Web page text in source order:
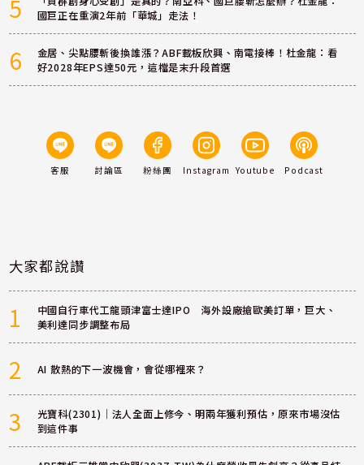
5
國巨正在重演2年前「華城」走法！
6
金居、尖點腰斬後換誰漲？ABF載板欣興、南電接棒！杜金龍：看
好2028年EPS達50元，這檔是末升段首選
客服 討論區 粉絲團 Instagram Youtube Podcast
大家都說讚
1
中國自行車代工龍頭津富士達IPO 海外設廠搶歐美訂單，巨大、
美利達同步調整布局
2 AI 散熱的下一波機會，會從哪裡來？
3
光寶科(2301)｜法人全面上修今、明兩年獲利預估，原來市場沒估
到這件事